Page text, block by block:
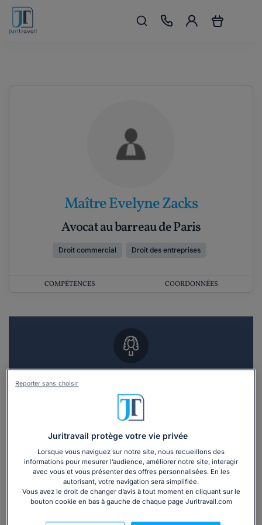
Maître Evelyne Zacks
Avocat au barreau de Paris
Droit commercial Droit des entreprises
COMPÉTENCES COORDONNÉES
Vous souhaitez un RDV en cabinet avec un
avocat ?
Recevoir des devis d'avocats
3 devis en 48h
Juritravail protège votre vie privée
Lorsque vous naviguez sur notre site, nous recueillons des
informations pour mesurer l’audience, améliorer notre site, interagir
avec vous et vous présenter des offres personnalisées. En les
autorisant, votre navigation sera simplifiée.
Vous avez le droit de changer d’avis à tout moment en cliquant sur le
bouton cookie en bas à gauche de chaque page Juritravail.com
Reporter sans choisir